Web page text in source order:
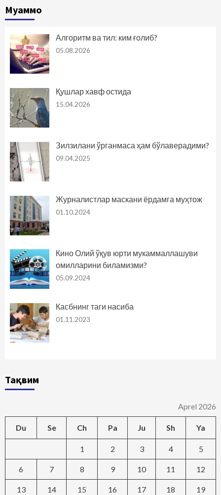
Муаммо
Алгоритм ва тил: ким ғолиб?
05.08.2026
Қушлар хавф остида
15.04.2026
Зилзилани ўрганмаса ҳам бўлаверадими?
09.04.2025
Журналистлар маскани ёрдамга муҳтож
01.10.2024
Кино Олий ўқув юрти мукаммаллашуви
омилларини биламизми?
05.09.2024
Касбнинг таги насиба
01.11.2023
Тақвим
Aprel 2026
Du Se Ch Pa Ju Sh Ya
1 2 3 4 5
6 7 8 9 10 11 12
13 14 15 16 17 18 19